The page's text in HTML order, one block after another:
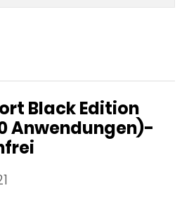
Black Edition
Anwendungen)-